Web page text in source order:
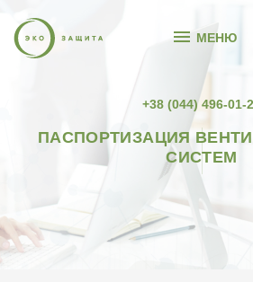
МЕНЮ
ПАСПОРТИЗАЦИЯ
СИСТЕМ
+38 (044) 496-01-